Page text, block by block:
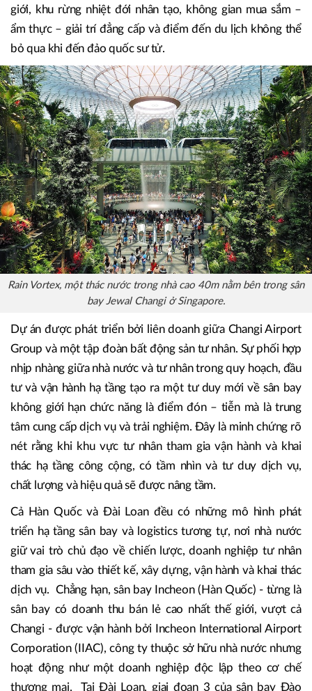
Đông Nam Á. Nhiều năm liền Changi được đánh giá là một
trong những sân bay tốt nhất thế giới về chất lượng dịch
vụ, trải nghiệm khách hàng và vận hành hiệu quả. Điểm
nhấn trong khuôn viên sân bay là Jewel Changi, công trình
với nhiều biểu tượng: thác nước trong nhà cao nhất thế
giới, khu rừng nhiệt đới nhân tạo, không gian mua sắm –
ẩm thực – giải trí đẳng cấp và điểm đến du lịch không thể
bỏ qua khi đến đảo quốc sư tử.
Rain Vortex, một thác nước trong nhà cao 40m nằm bên trong sân
bay Jewal Changi ở Singapore.
Dự án được phát triển bởi liên doanh giữa Changi Airport
Group và một tập đoàn bất động sản tư nhân. Sự phối hợp
nhịp nhàng giữa nhà nước và tư nhân trong quy hoạch, đầu
tư và vận hành hạ tầng tạo ra một tư duy mới về sân bay
tâm cung cấp dịch vụ và trải nghiệm. Đây là minh chứng rõ
nét rằng khi khu vực tư nhân tham gia vận hành và khai
thác hạ tầng công cộng, có tầm nhìn và tư duy dịch vụ,
chất lượng và hiệu quả sẽ được nâng tầm.
Cả Hàn Quốc và Đài Loan đều có những mô hình phát
triển hạ tầng sân bay và logistics tương tự, nơi nhà nước
giữ vai trò chủ đạo về chiến lược, doanh nghiệp tư nhân
tham gia sâu vào thiết kế, xây dựng, vận hành và khai thác
dịch vụ. Chẳng hạn, sân bay Incheon (Hàn Quốc) - từng là